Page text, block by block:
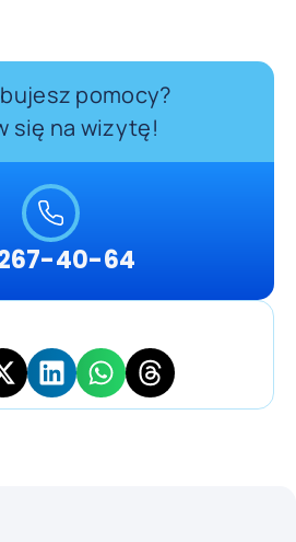
pomocy?
się na wizytę!
267-40-64